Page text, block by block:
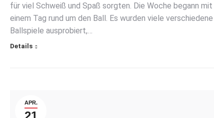
für viel Schweiß und Spaß sorgten. Die Woche begann mit
einem Tag rund um den Ball. Es wurden viele verschiedene
Ballspiele ausprobiert,…
Details
APR.